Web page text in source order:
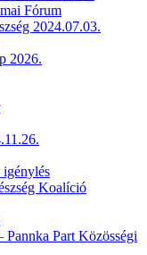
Fórum
2024.07.03.
2026.
igénylés
Koalíció
Pannka Part Közösségi